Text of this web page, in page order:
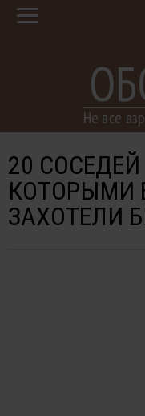
Не все
20
КОТОРЫМИ
ЗАХОТЕЛИ